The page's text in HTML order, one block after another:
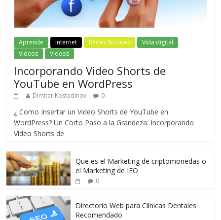
Aprende Internet Redes Sociales
Vida digital
Videos
Videos
Incorporando Video Shorts de
YouTube en WordPress
Dimitar Kostadinov 0
¿ Como Insertar un Video Shorts de YouTube en
WordPress? Un Corto Paso a la Grandeza: Incorporando
Video Shorts de
Que es el Marketing de criptomonedas o
el Marketing de IEO
0
Directorio Web para Clínicas Dentales
Recomendado